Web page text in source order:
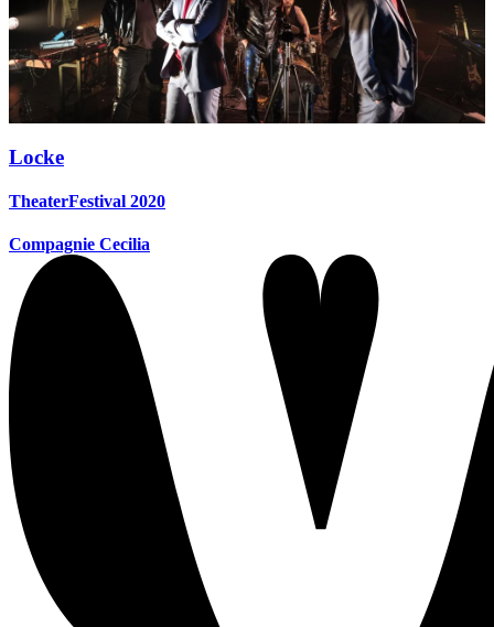
Locke
TheaterFestival 2020
Compagnie Cecilia